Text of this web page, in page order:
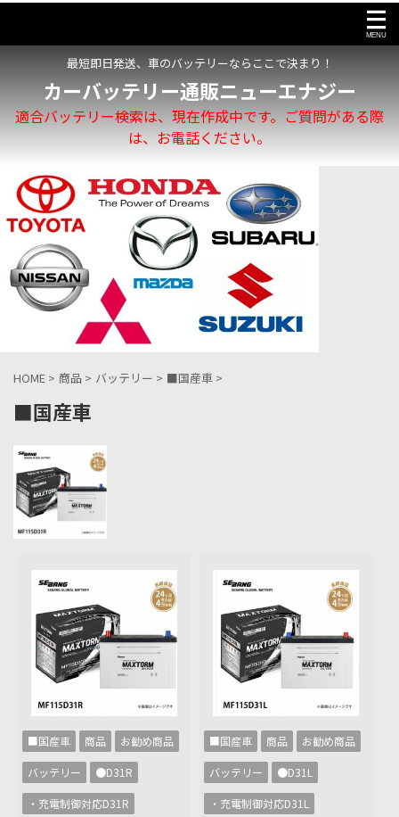
最短即日発送、車のバッテリーならここで決まり！
カーバッテリー通販ニューエナジー
適合バッテリー検索は、現在作成中です。ご質問がある際
は、お電話ください。
HOME > 商品 > バッテリー > ■国産車 >
■国産車
■国産車 商品 お勧め商品
バッテリー ●D31R
・充電制御対応D31R
■国産車 商品 お勧め商品
バッテリー ●D31L
・充電制御対応D31L